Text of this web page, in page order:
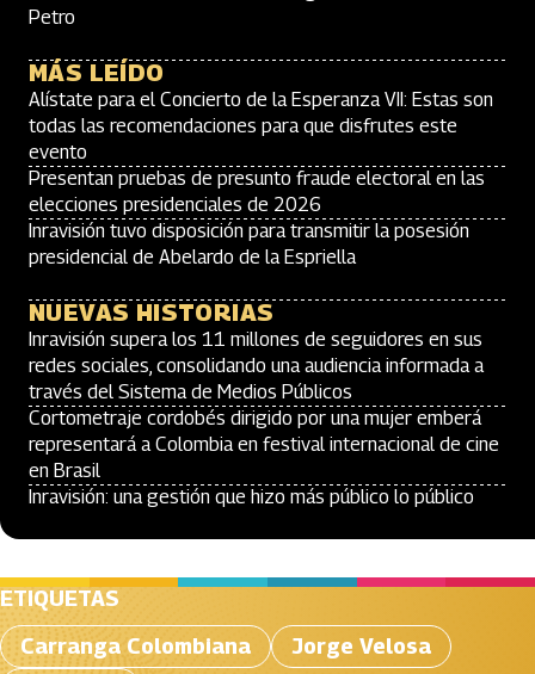
Petro
MÁS LEÍDO
Alístate para el Concierto de la Esperanza VII: Estas son
todas las recomendaciones para que disfrutes este
evento
Presentan pruebas de presunto fraude electoral en las
elecciones presidenciales de 2026
Inravisión tuvo disposición para transmitir la posesión
presidencial de Abelardo de la Espriella
NUEVAS HISTORIAS
Inravisión supera los 11 millones de seguidores en sus
redes sociales, consolidando una audiencia informada a
través del Sistema de Medios Públicos
Cortometraje cordobés dirigido por una mujer emberá
representará a Colombia en festival internacional de cine
en Brasil
Inravisión: una gestión que hizo más público lo público
ETIQUETAS
Carranga Colombiana
Jorge Velosa